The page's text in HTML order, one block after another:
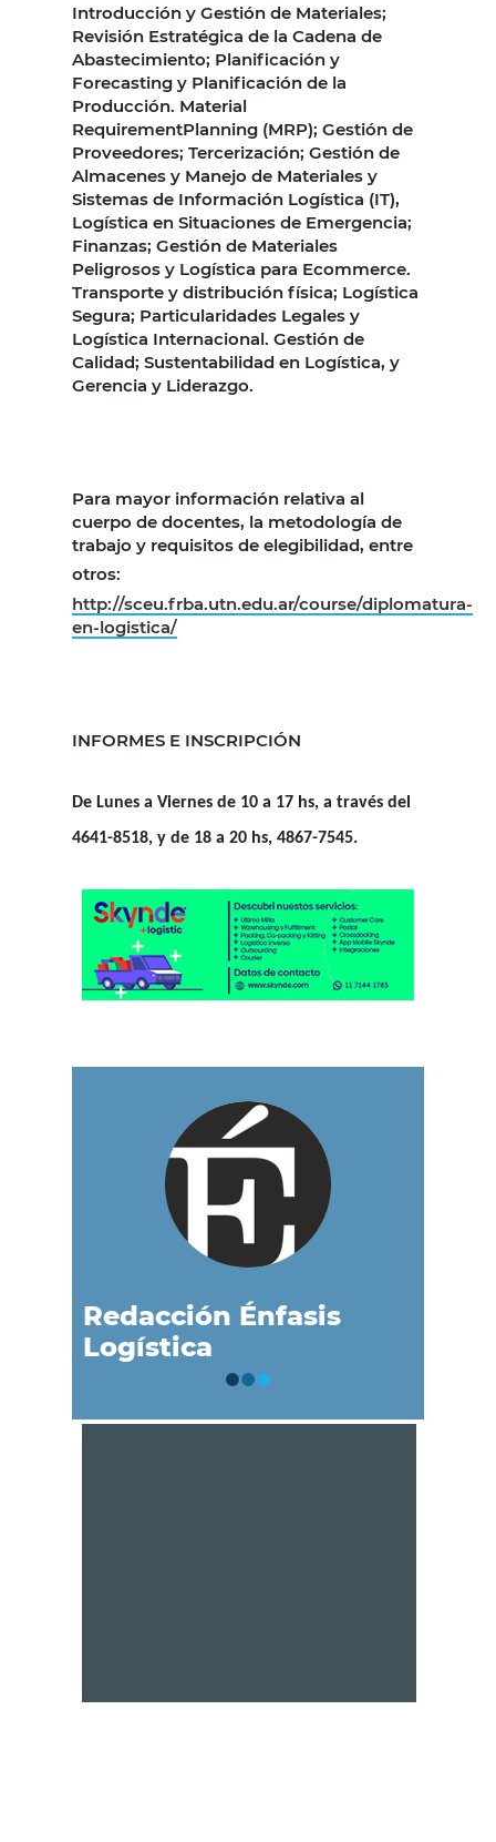
Introducción y Gestión de Materiales;
Revisión Estratégica de la Cadena de
Abastecimiento; Planificación y
Forecasting y Planificación de la
Producción. Material
RequirementPlanning (MRP); Gestión de
Proveedores; Tercerización; Gestión de
Almacenes y Manejo de Materiales y
Sistemas de Información Logística (IT),
Logística en Situaciones de Emergencia;
Finanzas; Gestión de Materiales
Peligrosos y Logística para Ecommerce.
Transporte y distribución física; Logística
Segura; Particularidades Legales y
Logística Internacional. Gestión de
Calidad; Sustentabilidad en Logística, y
Gerencia y Liderazgo.
Para mayor información relativa al
cuerpo de docentes, la metodología de
trabajo y requisitos de elegibilidad, entre
otros:
http://sceu.frba.utn.edu.ar/course/diplomatura-
en-logistica/
INFORMES E INSCRIPCIÓN
De Lunes a Viernes de 10 a 17 hs, a través del
4641-8518, y de 18 a 20 hs, 4867-7545.
Redacción Énfasis
Logística